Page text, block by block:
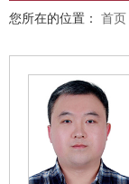
您所在的位置： 首页